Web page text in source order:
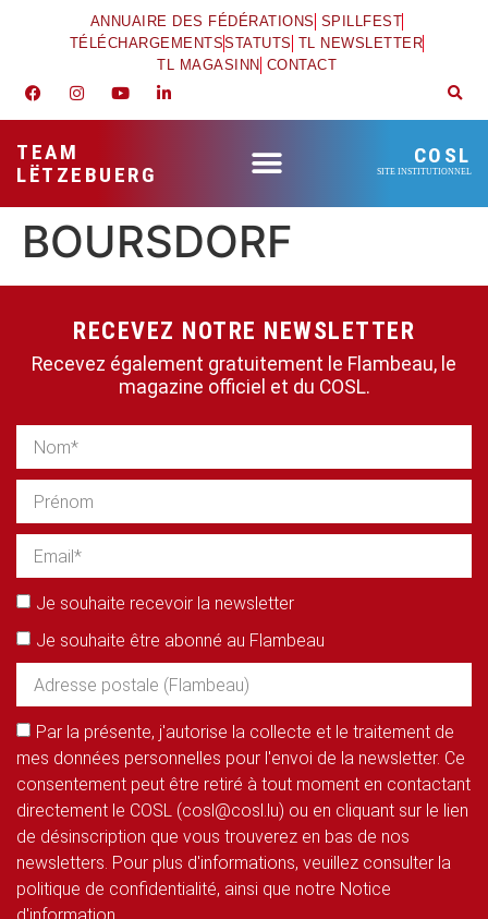
ANNUAIRE DES FÉDÉRATIONS SPILLFEST
TÉLÉCHARGEMENTSSTATUTS TL NEWSLETTER
TL MAGASINN CONTACT
TEAM
LËTZEBUERG
COSL
SITE INSTITUTIONNEL
BOURSDORF
RECEVEZ NOTRE NEWSLETTER
Recevez également gratuitement le Flambeau, le
magazine officiel et du COSL.
Je souhaite recevoir la newsletter
Je souhaite être abonné au Flambeau
Par la présente, j'autorise la collecte et le traitement de
mes données personnelles pour l'envoi de la newsletter. Ce
consentement peut être retiré à tout moment en contactant
directement le COSL (cosl@cosl.lu) ou en cliquant sur le lien
de désinscription que vous trouverez en bas de nos
newsletters. Pour plus d'informations, veuillez consulter la
politique de confidentialité, ainsi que notre Notice